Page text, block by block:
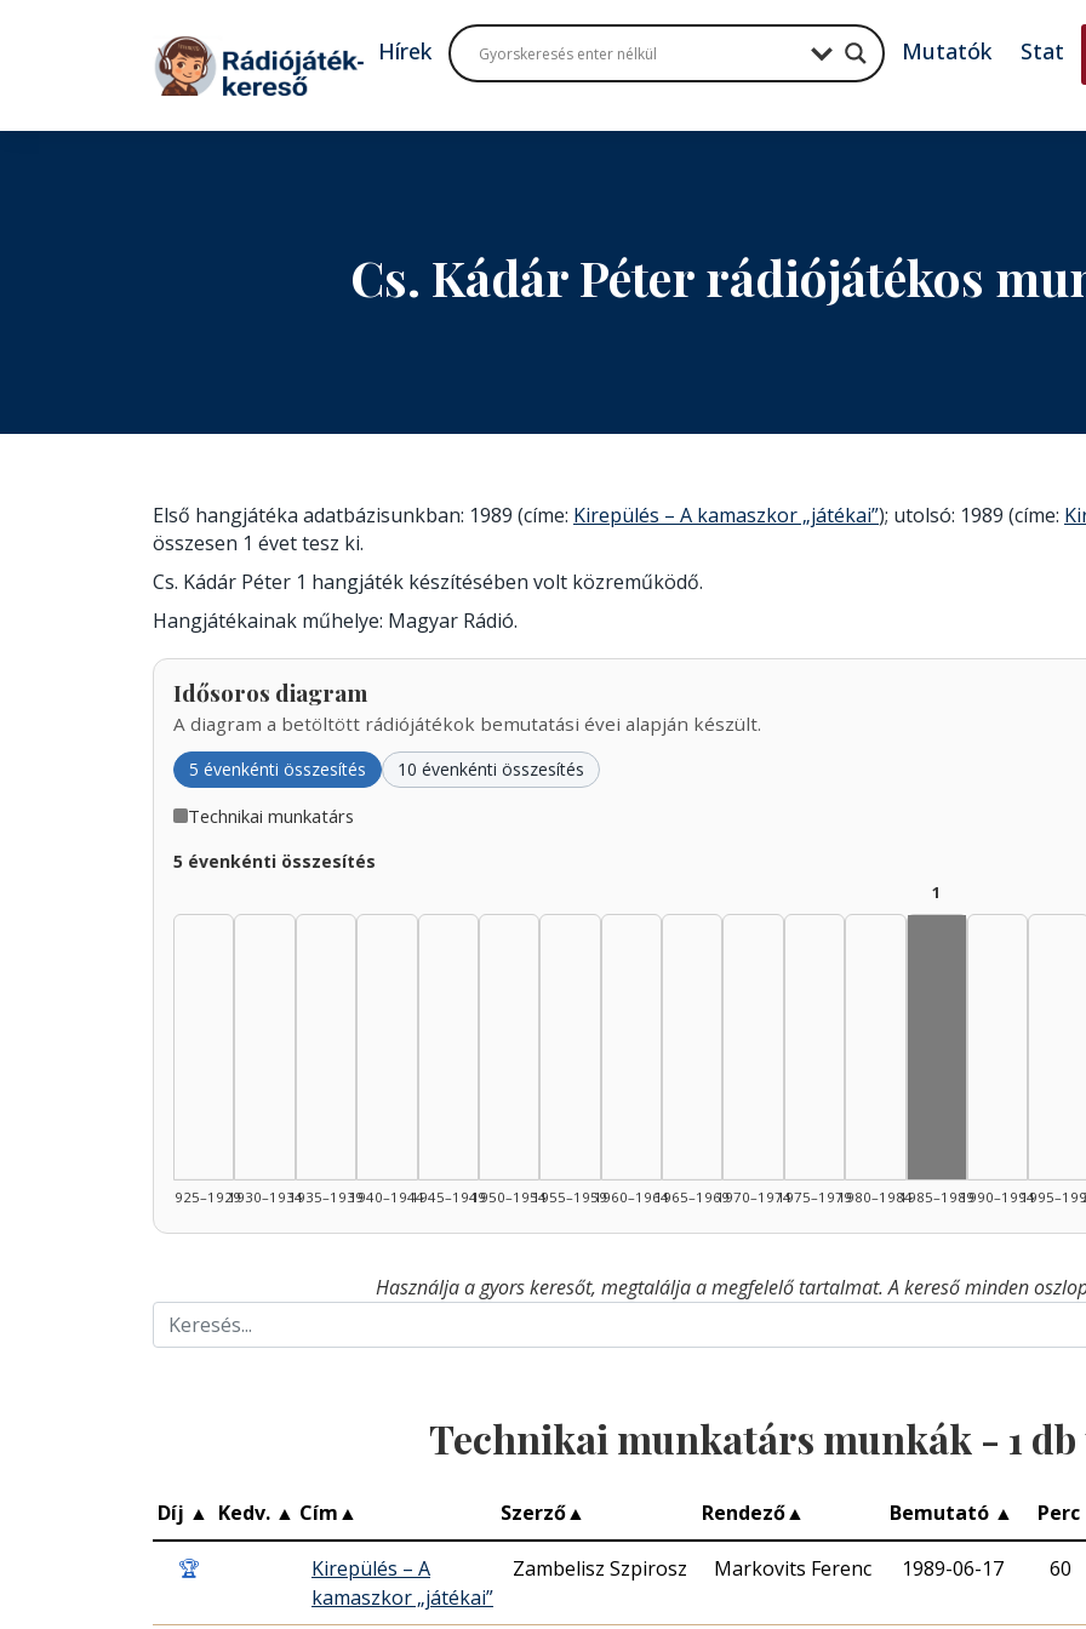
Tovább a tartalomhoz
Hírek Mutatók Stat
Cs. Kádár Péter rádiójátékos
Első hangjátéka adatbázisunkban: 1989 (címe: Kirepülés – A kamaszkor „játékai”); utolsó: 1989 (címe:
összesen 1 évet tesz ki.
Cs. Kádár Péter 1 hangjáték készítésében volt közreműködő.
Hangjátékainak műhelye: Magyar Rádió.
Idősoros diagram
A diagram a betöltött rádiójátékok bemutatási évei alapján készült.
5 évenkénti összesítés 10 évenkénti összesítés
Technikai munkatárs
5 évenkénti összesítés
1925–19291930–19341935–19391940–19441945–19491950–19541955–19591960–19641965–19691970–19741975–19791980–1984
1
1985–19891990–1994
Használja a gyors keresőt, megtalálja a megfelelő tartalmat. A kereső minden
Technikai munkatárs munkák - 1
Díj ▲ Kedv. ▲ Cím▲ Szerző▲ Rendező▲ Bemutató ▲ Perc
🏆
Kirepülés – A
kamaszkor „játékai”
Zambelisz Szpirosz Markovits Ferenc 1989-06-17 60